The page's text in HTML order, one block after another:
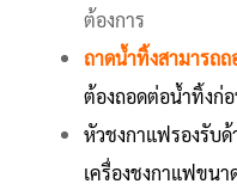
ต้องการ
ถาดน้ำทิ้งสามารถ
ต้องถอดต่อน้ำทิ้งก่
หัวชงกาแฟรองรับ
เครื่องชงกาแฟขน